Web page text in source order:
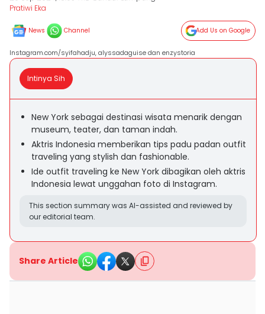
Pratiwi Eka
News Channel Add Us on Google
Instagram.com/syifahadju, alyssadaguise dan enzystoria
Intinya Sih
New York sebagai destinasi wisata menarik dengan
museum, teater, dan taman indah.
Aktris Indonesia memberikan tips padu padan outfit
traveling yang stylish dan fashionable.
Ide outfit traveling ke New York dibagikan oleh aktris
Indonesia lewat unggahan foto di Instagram.
This section summary was AI-assisted and reviewed by
our editorial team.
Share Article